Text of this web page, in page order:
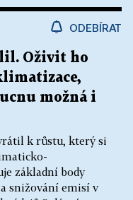
ODEBÍRAT
Oživit ho
možná i
k růstu, který si
základní body
snižování emisí v